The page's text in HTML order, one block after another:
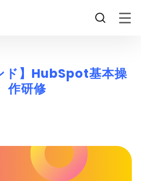
ド】HubSpot基本操
作研修